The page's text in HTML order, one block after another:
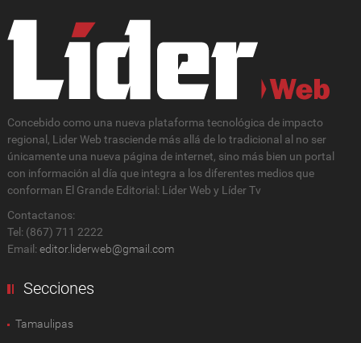
Concebido como una nueva plataforma tecnológica de impacto
regional, Lider Web trasciende más allá de lo tradicional al no ser
únicamente una nueva página de internet, sino más bien un portal
con información al día que integra a los diferentes medios que
conforman El Grande Editorial: Líder Web y Líder Tv
Contactanos:
Tel: (867) 711 2222
Email: editor.liderweb@gmail.com
Secciones
Tamaulipas